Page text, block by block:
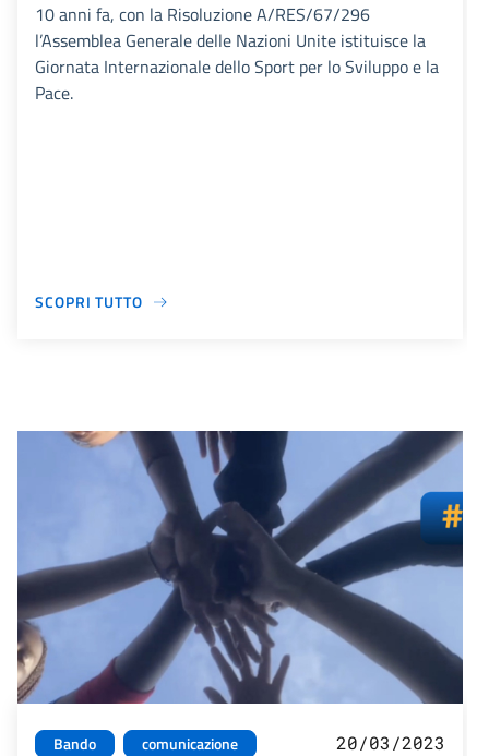
10 anni fa, con la Risoluzione A/RES/67/296
l’Assemblea Generale delle Nazioni Unite istituisce la
Giornata Internazionale dello Sport per lo Sviluppo e la
Pace.
SCOPRI TUTTO
Bando comunicazione 20/03/2023